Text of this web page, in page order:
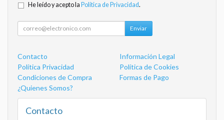
He leído y acepto la Política de Privacidad.
Enviar
Contacto
Información Legal
Política Privacidad
Política de Cookies
Condiciones de Compra
Formas de Pago
¿Quienes Somos?
Contacto